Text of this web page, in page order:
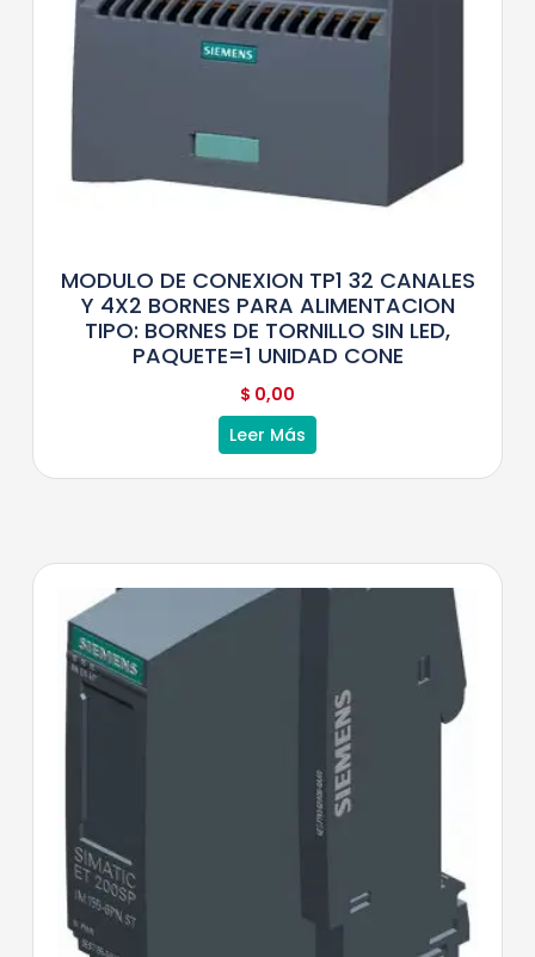
MODULO DE CONEXION TP1 32 CANALES
Y 4X2 BORNES PARA ALIMENTACION
TIPO: BORNES DE TORNILLO SIN LED,
PAQUETE=1 UNIDAD CONE
$ 0,00
Leer Más